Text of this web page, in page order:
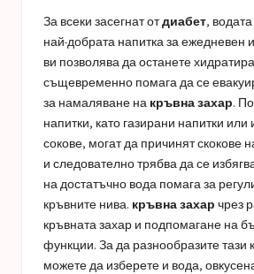
За всеки засегнат отдиабет,
най-добрата напитка за ежедневен
ви позволява да останете
същевременно помага да се
за намаляване на кръвна захар.
напитки, като газирани напитки или
сокове, могат да причинят скокове
и следователно трябва да се
на достатъчно вода помага за
кръвните нива. кръвна захар чрез
кръвната захар и подпомагане на
функции. За да разнообразите тази
можете да изберете и вода,